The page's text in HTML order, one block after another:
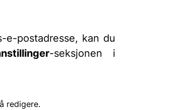
postadresse, kan du
-seksjonen i
redigere.